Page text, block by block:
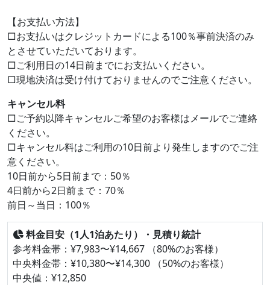
【お支払い方法】
□お支払いはクレジットカードによる100％事前決済のみ
とさせていただいております。
□ご利用日の14日前までにお支払いください。
□現地決済は受け付けておりませんのでご注意ください。
キャンセル料
□ご予約以降キャンセルご希望のお客様はメールでご連絡
ください。
□キャンセル料はご利用の10日前より発生しますのでご注
意ください。
10日前から5日前まで：50％
4日前から2日前まで：70％
前日～当日：100％
料金目安（1人1泊あたり）・見積り統計
参考料金帯：¥7,983〜¥14,667 （80%のお客様）
中央料金帯：¥10,380〜¥14,300 （50%のお客様）
中央値：¥12,850